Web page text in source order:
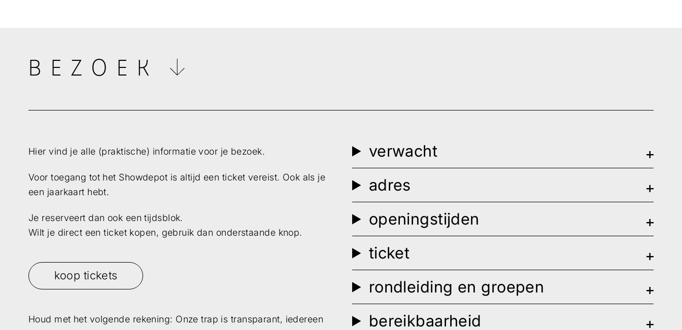
BEZOEK
Hier vind je alle (praktische) informatie voor je bezoek.
Voor toegang tot het Showdepot is altijd een ticket vereist. Ook als je
een jaarkaart hebt.
Je reserveert dan ook een tijdsblok.
Wilt je direct een ticket kopen, gebruik dan onderstaande knop.
koop tickets
Houd met het volgende rekening: Onze trap is transparant, iedereen
verwacht
adres
openingstijden
ticket
rondleiding en groepen
bereikbaarheid